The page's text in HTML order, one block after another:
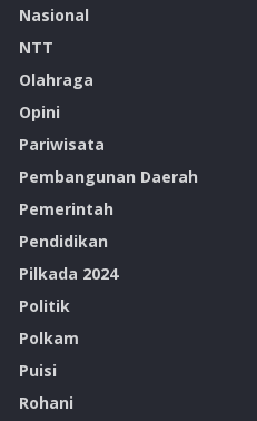
Nasional
NTT
Olahraga
Opini
Pariwisata
Pembangunan Daerah
Pemerintah
Pendidikan
Pilkada 2024
Politik
Polkam
Puisi
Rohani